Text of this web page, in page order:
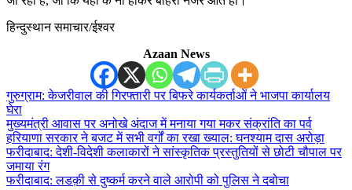
हिन्दुस्थान समाचार/ईश्वर
Azaan News
गुरुग्राम: केजरीवाल की गिरफ्तारी पर बिफरे कार्यकर्ताओं ने भाजपा कार्यालय
घेरा
मुख्यमंत्री आवास पर अनोखे अंदाज में मनाया गया मकर संक्रांति का पर्व
हरियाणा सरकार ने बजट में सभी वर्गों का रखा ख्याल: घनश्याम दास अरोड़ा
फरीदाबाद: देशी-विदेशी कलाकारों ने सांस्कृतिक प्रस्तुतियों से छोटी चौपाल पर
जमाया रंग
फरीदाबाद: लडक़ी से दुष्कर्म करने वाले आरोपी को पुलिस ने दबोचा